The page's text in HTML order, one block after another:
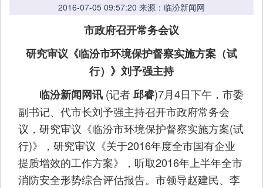
2016-07-05 09:57:20 来源：临汾新闻网
市政府召开常务会议
研究审议《临汾市环境保护督察实施方案（试
行）》刘予强主持
临汾新闻网讯 (记者邱睿)7月4日下午，市委
副书记、代市长刘予强主持召开市政府常务会
议，研究审议《临汾市环境保护督察实施方案(试
行)》，研究审议《关于2016年度全市国有企业
提质增效的工作方案》，听取2016年上半年全市
消防安全形势综合评估报告。市领导赵建民、李